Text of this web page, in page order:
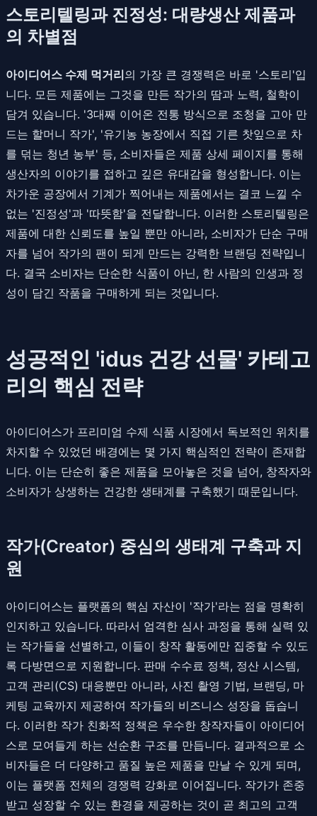
스토리텔링과 진정성: 대량생산 제품과
의 차별점
아이디어스 수제 먹거리의 가장 큰 경쟁력은 바로 '스토리'입
니다. 모든 제품에는 그것을 만든 작가의 땀과 노력, 철학이
담겨 있습니다. '3대째 이어온 전통 방식으로 조청을 고아 만
드는 할머니 작가', '유기농 농장에서 직접 기른 찻잎으로 차
를 덖는 청년 농부' 등, 소비자들은 제품 상세 페이지를 통해
생산자의 이야기를 접하고 깊은 유대감을 형성합니다. 이는
차가운 공장에서 기계가 찍어내는 제품에서는 결코 느낄 수
없는 '진정성'과 '따뜻함'을 전달합니다. 이러한 스토리텔링은
제품에 대한 신뢰도를 높일 뿐만 아니라, 소비자가 단순 구매
자를 넘어 작가의 팬이 되게 만드는 강력한 브랜딩 전략입니
다. 결국 소비자는 단순한 식품이 아닌, 한 사람의 인생과 정
성이 담긴 작품을 구매하게 되는 것입니다.
성공적인 'idus 건강 선물' 카테고
리의 핵심 전략
아이디어스가 프리미엄 수제 식품 시장에서 독보적인 위치를
차지할 수 있었던 배경에는 몇 가지 핵심적인 전략이 존재합
니다. 이는 단순히 좋은 제품을 모아놓은 것을 넘어, 창작자와
소비자가 상생하는 건강한 생태계를 구축했기 때문입니다.
작가(Creator) 중심의 생태계 구축과 지
원
아이디어스는 플랫폼의 핵심 자산이 '작가'라는 점을 명확히
인지하고 있습니다. 따라서 엄격한 심사 과정을 통해 실력 있
는 작가들을 선별하고, 이들이 창작 활동에만 집중할 수 있도
록 다방면으로 지원합니다. 판매 수수료 정책, 정산 시스템,
고객 관리(CS) 대응뿐만 아니라, 사진 촬영 기법, 브랜딩, 마
케팅 교육까지 제공하여 작가들의 비즈니스 성장을 돕습니
다. 이러한 작가 친화적 정책은 우수한 창작자들이 아이디어
스로 모여들게 하는 선순환 구조를 만듭니다. 결과적으로 소
비자들은 더 다양하고 품질 높은 제품을 만날 수 있게 되며,
이는 플랫폼 전체의 경쟁력 강화로 이어집니다. 작가가 존중
받고 성장할 수 있는 환경을 제공하는 것이 곧 최고의 고객